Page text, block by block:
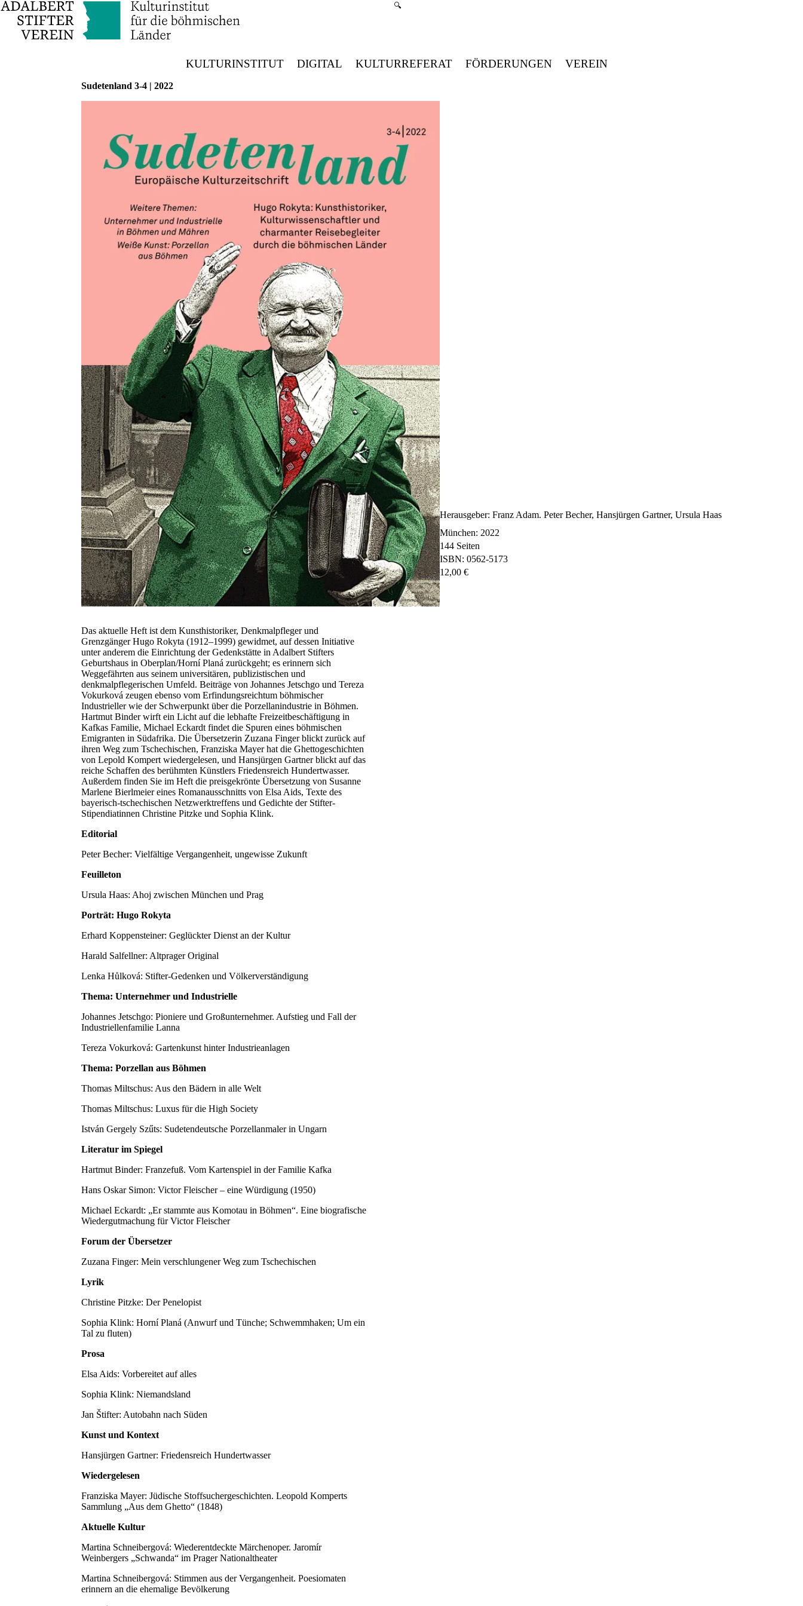
Suchmenü öffnen
🔍
KULTURINSTITUT DIGITAL KULTURREFERAT FÖRDERUNGEN VEREIN
Sudetenland 3-4 | 2022
Herausgeber: Franz Adam. Peter Becher, Hansjürgen Gartner, Ursula Haas
München: 2022
144 Seiten
ISBN: 0562-5173
12,00 €
Das aktuelle Heft ist dem Kunsthistoriker, Denkmalpfleger und
Grenzgänger Hugo Rokyta (1912–1999) gewidmet, auf dessen Initiative
unter anderem die Einrichtung der Gedenkstätte in Adalbert Stifters
Geburtshaus in Oberplan/Horní Planá zurückgeht; es erinnern sich
Weggefährten aus seinem universitären, publizistischen und
denkmalpflegerischen Umfeld. Beiträge von Johannes Jetschgo und Tereza
Vokurková zeugen ebenso vom Erfindungsreichtum böhmischer
Industrieller wie der Schwerpunkt über die Porzellanindustrie in Böhmen.
Hartmut Binder wirft ein Licht auf die lebhafte Freizeitbeschäftigung in
Kafkas Familie, Michael Eckardt findet die Spuren eines böhmischen
Emigranten in Südafrika. Die Übersetzerin Zuzana Finger blickt zurück auf
ihren Weg zum Tschechischen, Franziska Mayer hat die Ghettogeschichten
von Lepold Kompert wiedergelesen, und Hansjürgen Gartner blickt auf das
reiche Schaffen des berühmten Künstlers Friedensreich Hundertwasser.
Außerdem finden Sie im Heft die preisgekrönte Übersetzung von Susanne
Marlene Bierlmeier eines Romanausschnitts von Elsa Aids, Texte des
bayerisch-tschechischen Netzwerktreffens und Gedichte der Stifter-
Stipendiatinnen Christine Pitzke und Sophia Klink.
Editorial
Peter Becher: Vielfältige Vergangenheit, ungewisse Zukunft
Feuilleton
Ursula Haas: Ahoj zwischen München und Prag
Porträt: Hugo Rokyta
Erhard Koppensteiner: Geglückter Dienst an der Kultur
Harald Salfellner: Altprager Original
Lenka Hůlková: Stifter-Gedenken und Völkerverständigung
Thema: Unternehmer und Industrielle
Johannes Jetschgo: Pioniere und Großunternehmer. Aufstieg und Fall der
Industriellenfamilie Lanna
Tereza Vokurková: Gartenkunst hinter Industrieanlagen
Thema: Porzellan aus Böhmen
Thomas Miltschus: Aus den Bädern in alle Welt
Thomas Miltschus: Luxus für die High Society
István Gergely Szűts: Sudetendeutsche Porzellanmaler in Ungarn
Literatur im Spiegel
Hartmut Binder: Franzefuß. Vom Kartenspiel in der Familie Kafka
Hans Oskar Simon: Victor Fleischer – eine Würdigung (1950)
Michael Eckardt: „Er stammte aus Komotau in Böhmen“. Eine biografische
Wiedergutmachung für Victor Fleischer
Forum der Übersetzer
Zuzana Finger: Mein verschlungener Weg zum Tschechischen
Lyrik
Christine Pitzke: Der Penelopist
Sophia Klink: Horní Planá (Anwurf und Tünche; Schwemmhaken; Um ein
Tal zu fluten)
Prosa
Elsa Aids: Vorbereitet auf alles
Sophia Klink: Niemandsland
Jan Štifter: Autobahn nach Süden
Kunst und Kontext
Hansjürgen Gartner: Friedensreich Hundertwasser
Wiedergelesen
Franziska Mayer: Jüdische Stoffsuchergeschichten. Leopold Komperts
Sammlung „Aus dem Ghetto“ (1848)
Aktuelle Kultur
Martina Schneibergová: Wiederentdeckte Märchenoper. Jaromír
Weinbergers „Schwanda“ im Prager Nationaltheater
Martina Schneibergová: Stimmen aus der Vergangenheit. Poesiomaten
erinnern an die ehemalige Bevölkerung